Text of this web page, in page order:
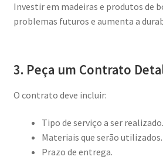
Investir em madeiras e produtos de
problemas futuros e aumenta a
3. Peça um Contrato
O contrato deve incluir:
Tipo de serviço a ser realizado.
Materiais que serão utilizados.
Prazo de entrega.